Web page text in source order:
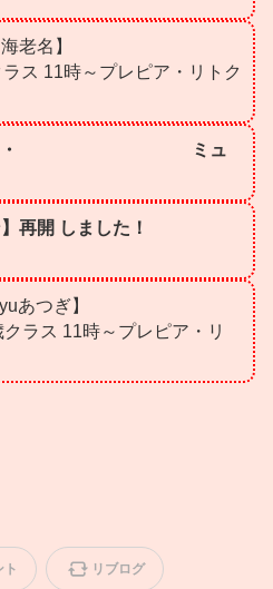
海老名】
ス 11時～プレピア・リトク
ミュ
ン】再開 しました！
つぎ】
ラス 11時～プレピア・リ
ト リブログ